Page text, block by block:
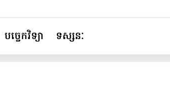
បច្ចេកវិទ្យា ទស្សនៈ